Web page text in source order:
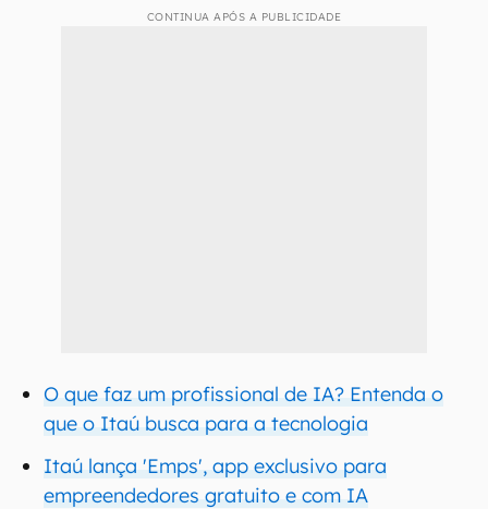
CONTINUA APÓS A PUBLICIDADE
O que faz um profissional de IA? Entenda o
que o Itaú busca para a tecnologia
Itaú lança 'Emps', app exclusivo para
empreendedores gratuito e com IA